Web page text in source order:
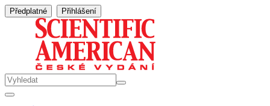
Předplatné Přihlášení